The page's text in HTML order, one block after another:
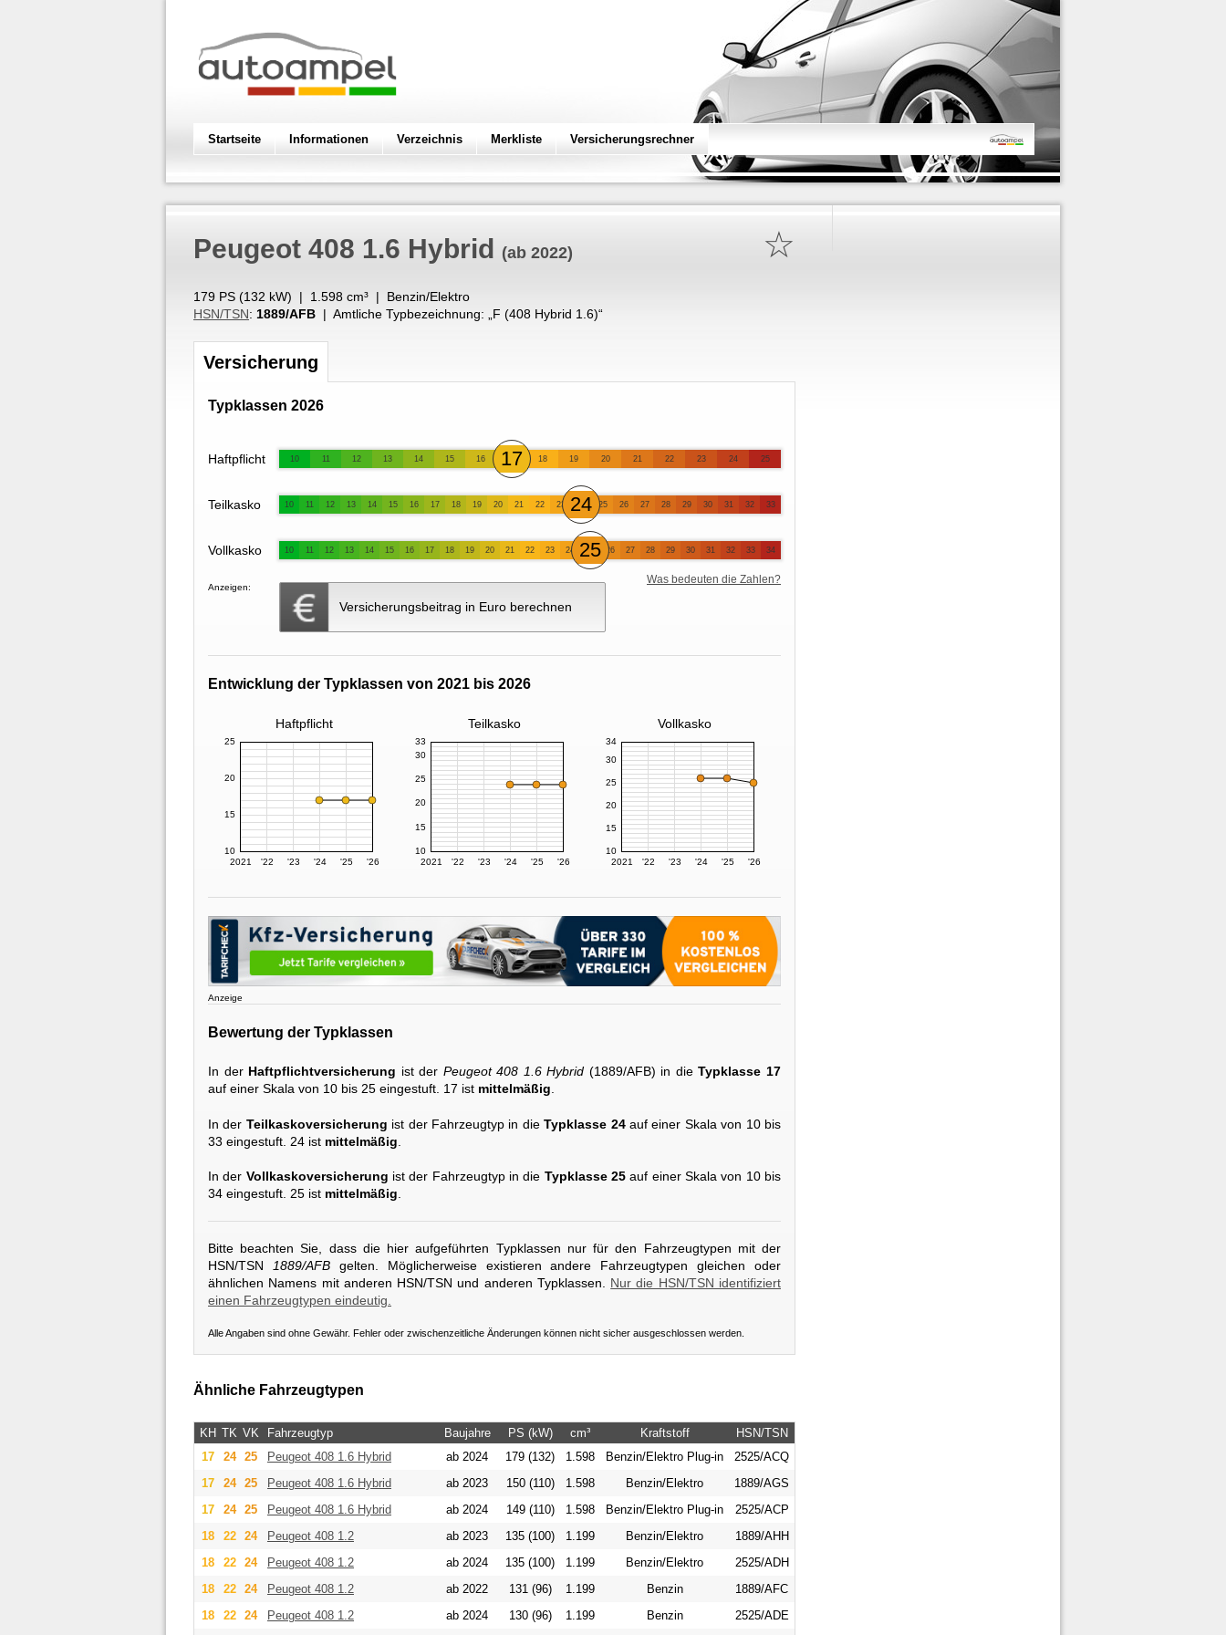
Startseite Informationen Verzeichnis Merkliste Versicherungsrechner
☆
Peugeot 408 1.6 Hybrid (ab 2022)
179 PS (132 kW) | 1.598 cm³ | Benzin/Elektro
HSN/TSN: 1889/AFB | Amtliche Typbezeichnung: „ F (408 Hybrid 1.6)“
Versicherung
Typklassen 2026
Haftpflicht 10 11 12 13 14 15 16 17 18 19 20 21 22 23 24 25
Teilkasko 10 11 12 13 14 15 16 17 18 19 20 21 22 23 24 25 26 27 28 29 30 31 32 33
Vollkasko 10 11 12 13 14 15 16 17 18 19 20 21 22 23 24 25 26 27 28 29 30 31 32 33 34
Anzeigen:
Versicherungsbeitrag in Euro berechnen
Was bedeuten die Zahlen?
Entwicklung der Typklassen von 2021 bis 2026
Haftpflicht Teilkasko Vollkasko
2021 '22 '23 '24 '25 '26
10
15
20
25
2021 '22 '23 '24 '25 '26
10
15
20
25
30
33
2021 '22 '23 '24 '25 '26
10
15
20
25
30
34
Anzeige
Bewertung der Typklassen
In der Haftpflichtversicherung ist der Peugeot 408 1.6 Hybrid (1889/AFB) in dieTypklasse 17
auf einer Skala von 10 bis 25 eingestuft. 17 ist mittelmäßig
In der Teilkaskoversicherung ist der Fahrzeugtyp in dieTypklasse 24auf einer Skala von 10 bis
33 eingestuft. 24 ist mittelmäßig
In der Vollkaskoversicherung ist der Fahrzeugtyp in die Typklasse 25 auf einer Skala von 10 bis
34 eingestuft. 25 ist mittelmäßig.
Bitte beachten Sie, dass die hier aufgeführten Typklassen nur für den Fahrzeugtypen mit der
HSN/TSN
1889/AFBgelten. Möglicherweise existieren andere Fahrzeugtypen gleichen oder
ähnlichen Namens mit anderen HSN/TSN und anderen Typklassen. Nur die HSN/TSN identifiziert
einen Fahrzeugtypen eindeutig.
Alle Angaben sind ohne Gewähr. Fehler oder zwischenzeitliche Änderungen können nicht sicher ausgeschlossen werden.
Ähnliche Fahrzeugtypen
KH TK VK Fahrzeugtyp Baujahre PS (kW) cm³ Kraftstoff
HSN/TSN
17
24 25 Peugeot 408 1.6 Hybrid ab 2024 179 (132) 1.598 Benzin/Elektro Plug-in
2525/ACQ
17
24 25 Peugeot 408 1.6 Hybrid ab 2023 150 (110) 1.598 Benzin/Elektro
1889/AGS
17
24 25 Peugeot 408 1.6 Hybrid ab 2024 149 (110) 1.598 Benzin/Elektro Plug-in
2525/ACP
18
22 24 Peugeot 408 1.2 ab 2023 135 (100) 1.199 Benzin/Elektro
1889/AHH
18
22 24 Peugeot 408 1.2 ab 2024 135 (100) 1.199 Benzin/Elektro
2525/ADH
18
22 24 Peugeot 408 1.2 ab 2022 131 (96) 1.199 Benzin
1889/AFC
18
22 24 Peugeot 408 1.2 ab 2024 130 (96) 1.199 Benzin
2525/ADE